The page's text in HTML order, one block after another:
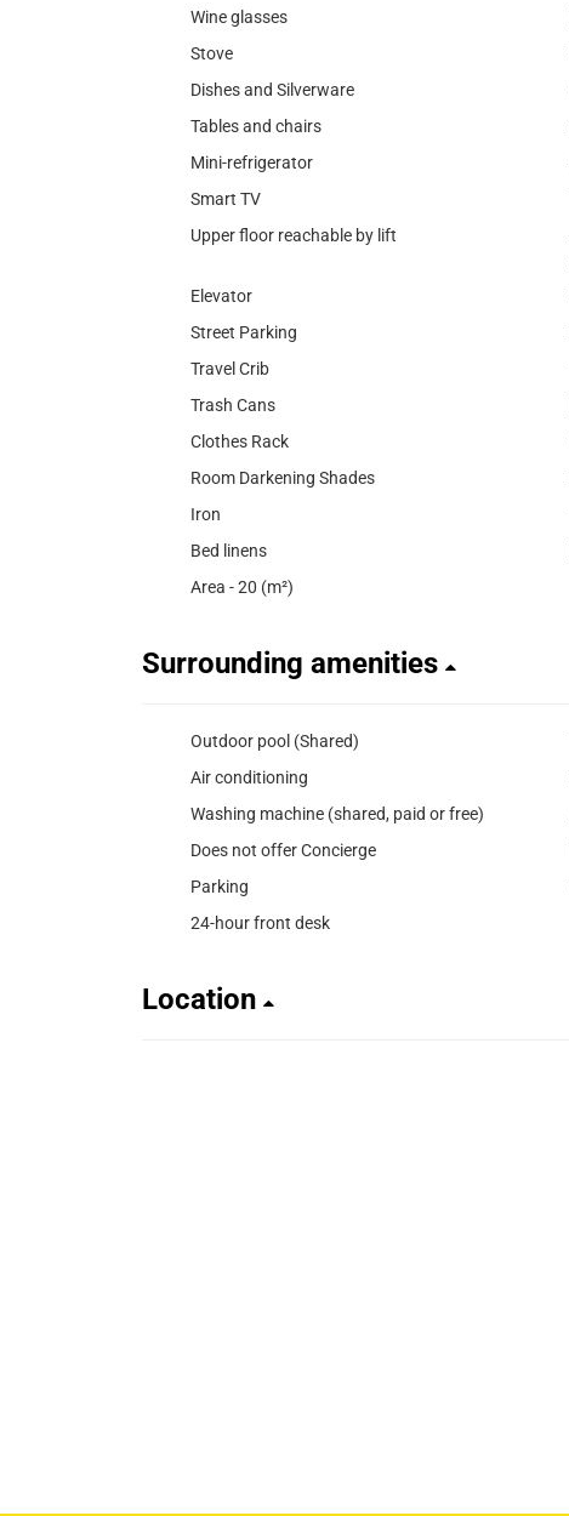
Wine glasses
Stove
Dishes and Silverware
Tables and chairs
Mini-refrigerator
Smart TV
Upper floor reachable by lift
Elevator
Street Parking
Travel Crib
Trash Cans
Clothes Rack
Room Darkening Shades
Iron
Bed linens
Area - 20 (m²)
Surrounding amenities
Outdoor pool (Shared)
Air conditioning
Washing machine (shared, paid or free)
Does not offer Concierge
Parking
24-hour front desk
Location